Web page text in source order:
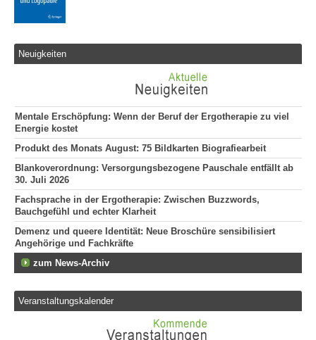
Neuigkeiten
Mentale Erschöpfung: Wenn der Beruf der Ergotherapie zu viel
Energie kostet
Produkt des Monats August: 75 Bildkarten Biografiearbeit
Blankoverordnung: Versorgungsbezogene Pauschale entfällt ab
30. Juli 2026
Fachsprache in der Ergotherapie: Zwischen Buzzwords,
Bauchgefühl und echter Klarheit
Demenz und queere Identität: Neue Broschüre sensibilisiert
Angehörige und Fachkräfte
zum News-Archiv
Veranstaltungskalender